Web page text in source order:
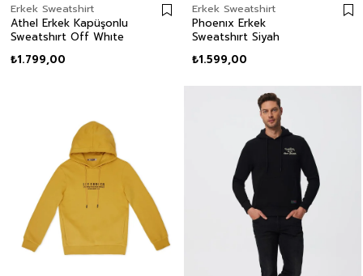
Erkek Sweatshirt
Athel Erkek Kapüşonlu
Sweatshırt Off Whıte
₺1.799,00
Erkek Sweatshirt
Phoenıx Erkek
Sweatshırt Siyah
₺1.599,00